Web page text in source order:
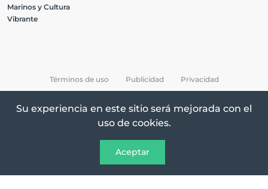
Marinos y Cultura
Vibrante
Todos los Derechos Reservados © 2026 Destinos
Términos de uso Publicidad Privacidad
Su experiencia en este sitio será mejorada con el
uso de cookies.
Aceptar